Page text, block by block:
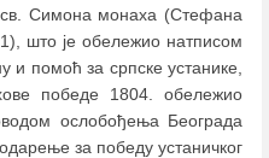
Симона монаха (Стефана
што је обележио натписом
и помоћ за српске устанике,
победе 1804. обележио
ослобођења Београда
за победу устаничког